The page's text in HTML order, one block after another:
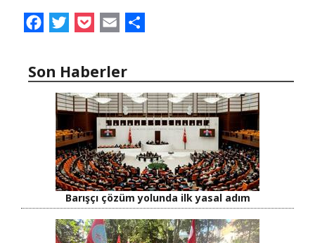
FacebookTwitterPocketEmail
Son Haberler
Barışçı çözüm yolunda ilk yasal adım